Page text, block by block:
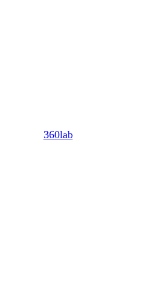
360lab25/06/2020